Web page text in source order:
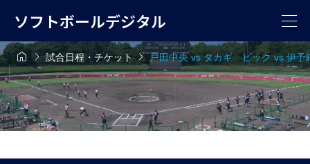
ソフトボールデジタル
 試合日程・チケット戸田中央 vs タカギ ビック vs 伊